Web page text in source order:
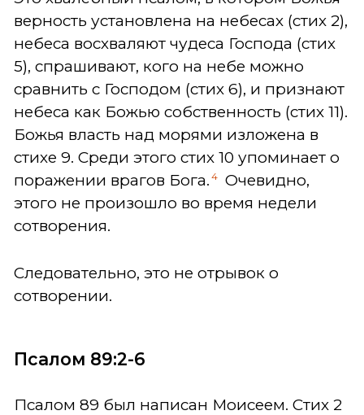
верность установлена на небесах (стих 2),
небеса восхваляют чудеса Господа (стих
5), спрашивают, кого на небе можно
сравнить с Господом (стих 6), и признают
небеса как Божью собственность (стих 11).
Божья власть над морями изложена в
стихе 9. Среди этого стих 10 упоминает о
поражении врагов Бога. 4 Очевидно,
этого не произошло во время недели
сотворения.
Следовательно, это не отрывок о
сотворении.
Псалом 89:2-6
Псалом 89 был написан Моисеем. Стих 2